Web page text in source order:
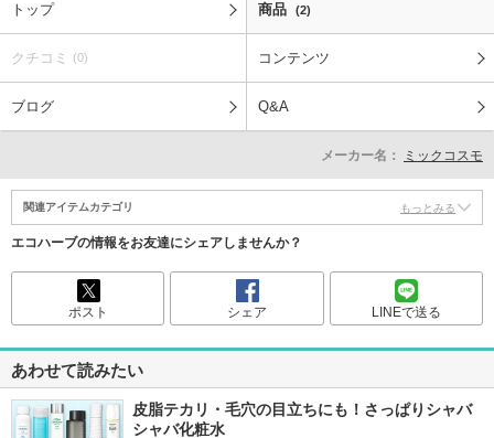
トップ 商品 (2)
クチコミ (0) コンテンツ
ブログ Q&A
メーカー名： ミックコスモ
関連アイテムカテゴリ もっとみる
エコハーブの情報をお友達にシェアしませんか？
ポスト シェア LINEで送る
あわせて読みたい
皮脂テカリ・毛穴の目立ちにも！さっぱりシャバ
シャバ化粧水